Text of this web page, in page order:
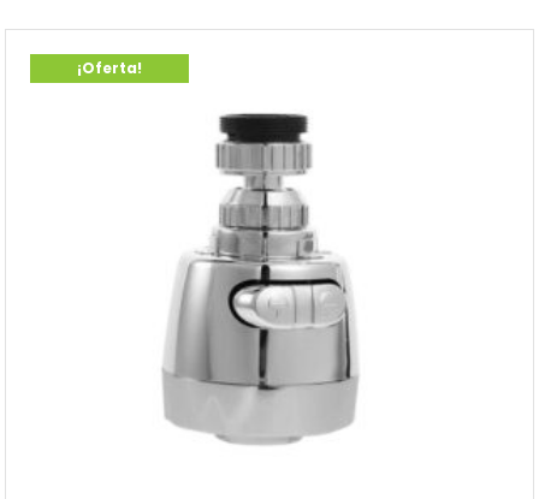
¡Oferta!